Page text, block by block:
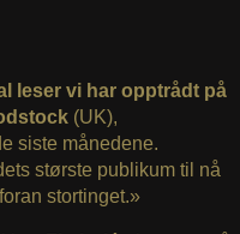
leser vi har opptrådt på
(UK),
siste månedene.
største publikum til nå
stortinget.»